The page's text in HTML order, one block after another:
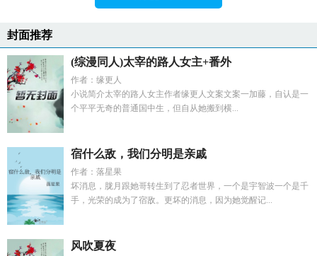
封面推荐
(综漫同人)太宰的路人女主+番外
作者：缘更人
小说简介太宰的路人女主作者缘更人文案文案一加藤，自认是一
个平平无奇的普通国中生，但自从她搬到横...
宿什么敌，我们分明是亲戚
作者：落星果
坏消息，胧月跟她哥转生到了忍者世界，一个是宇智波一个是千
手，光荣的成为了宿敌。更坏的消息，因为她觉醒记...
风吹夏夜